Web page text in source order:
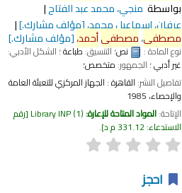
بواسطة منجي، محمد عبد الفتاح
عرفان، إسماعيل محمد،[مؤلف مشارك.]
مصطفى،مصطفىأحمد،[مؤلف مشارك.]
نوع المادة : نص؛ التنسيق:طباعة؛ الشكل الأدبي:
غير أدبي؛ الجمهور:متخصص؛
تفاصيل النشر:القاهرة :الجهاز المركزي للتعبئة العامة
والإحصاء،1985
الإتاحة:المواد المتاحة للإعارة: Library INP(1)
رقم
الاستدعاء:331.12 م د .
احجز